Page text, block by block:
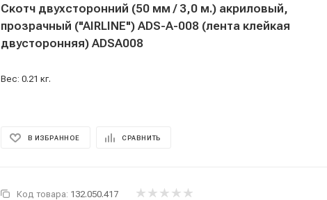
Скотч двухсторонний (50 мм / 3,0 м.) акриловый,
прозрачный ("AIRLINE") ADS-A-008 (лента клейкая
двусторонняя) ADSA008
Вес: 0.21 кг.
В ИЗБРАННОЕ СРАВНИТЬ
Код товара: 132.050.417